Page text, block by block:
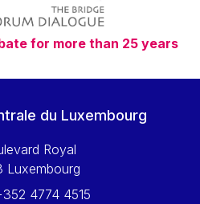
for more than 25 years
du Luxembourg
Royal
Luxembourg
4774 4515